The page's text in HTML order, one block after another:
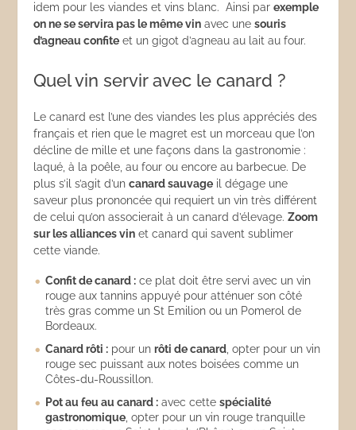
idem pour les viandes et vins blanc. Ainsi parexemple
on ne se servira pas le même vin avec unesouris
d’agneau confite et un gigot d’agneau au lait au four.
Quel vin servir avec le canard ?
Le canard est l’une des viandes les plus appréciés des
français et rien que le magret est un morceau que l’on
décline de mille et une façons dans la gastronomie :
laqué, à la poêle, au four ou encore au barbecue. De
plus s’il s’agit d’uncanard sauvage il dégage une
saveur plus prononcée qui requiert un vin très différent
de celui qu’on associerait à un canard d’élevage.Zoom
sur les alliances vin et canard qui savent sublimer
cette viande.
Confit de canard : ce plat doit être servi avec un vin
rouge aux tannins appuyé pour atténuer son côté
très gras comme un St Emilion ou un Pomerol de
Bordeaux.
Canard rôti : pour unrôti de canard , opter pour un vin
rouge sec puissant aux notes boisées comme un
Côtes-du-Roussillon.
Pot au feu au canard : avec cettespécialité
gastronomique , opter pour un vin rouge tranquille